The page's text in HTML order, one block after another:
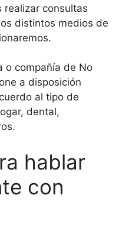
realizar consultas
distintos medios de
o compañía de No
a disposición
al tipo de
dental,
hablar
con